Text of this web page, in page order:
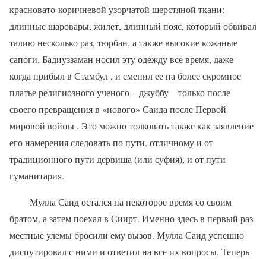
красновато-коричневой узорчатой шерстяной ткани:
длинные шаровары, жилет, длинный пояс, который обвивал
талию несколько раз, тюрбан, а также высокие кожаные
сапоги. Бадиуззаман носил эту одежду все время, даже
когда прибыл в Стамбул , и сменил ее на более скромное
платье религиозного ученого – джуббу – только после
своего превращения в «нового» Саида после Первой
мировой войны . Это можно толковать также как заявление
его намерения следовать по пути, отличному и от
традиционного пути дервиша (или суфия), и от пути
гуманитария.
Мулла Саид остался на некоторое время со своим
братом, а затем поехал в Сиирт. Именно здесь в первый раз
местные улемы бросили ему вызов. Мулла Саид успешно
диспутировал с ними и ответил на все их вопросы. Теперь